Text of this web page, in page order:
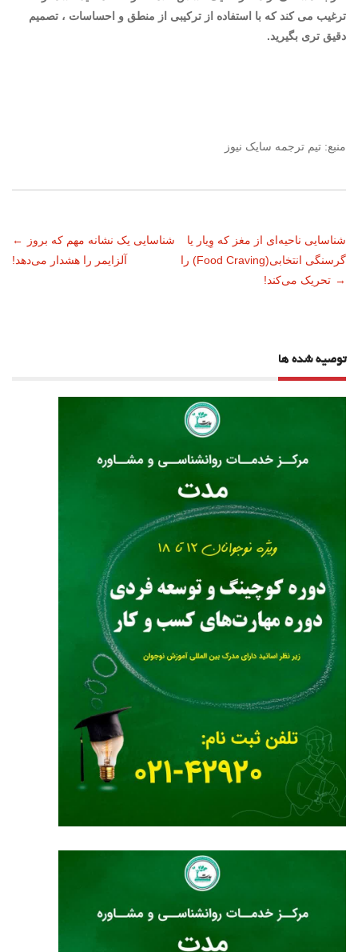
ترغیب می کند که با استفاده از ترکیبی از منطق و احساسات ، تصمیم
دقیق تری بگیرید.
منبع: تیم ترجمه سایک نیوز
ناوبری
نوشته
←
شناسایی یک نشانه مهم که بروز
آلزایمر را هشدار می‌دهد!
شناسایی ناحیه‌ای از مغز که وِیار یا
گرسنگی انتخابی(Food Craving) را
تحریک می‌کند! →
توصیه شده ها